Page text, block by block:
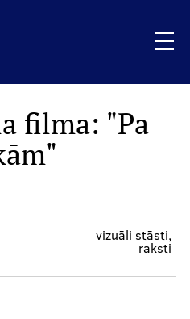
filma: "Pa
vizuāli stāsti
raksti